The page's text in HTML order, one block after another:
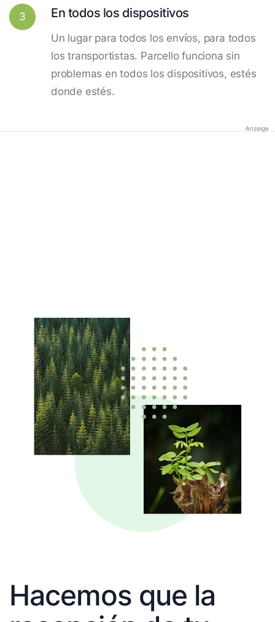
3 En todos los dispositivos
Un lugar para todos los envíos, para todos
los transportistas. Parcello funciona sin
problemas en todos los dispositivos, estés
donde estés.
Anzeige
Hacemos que la